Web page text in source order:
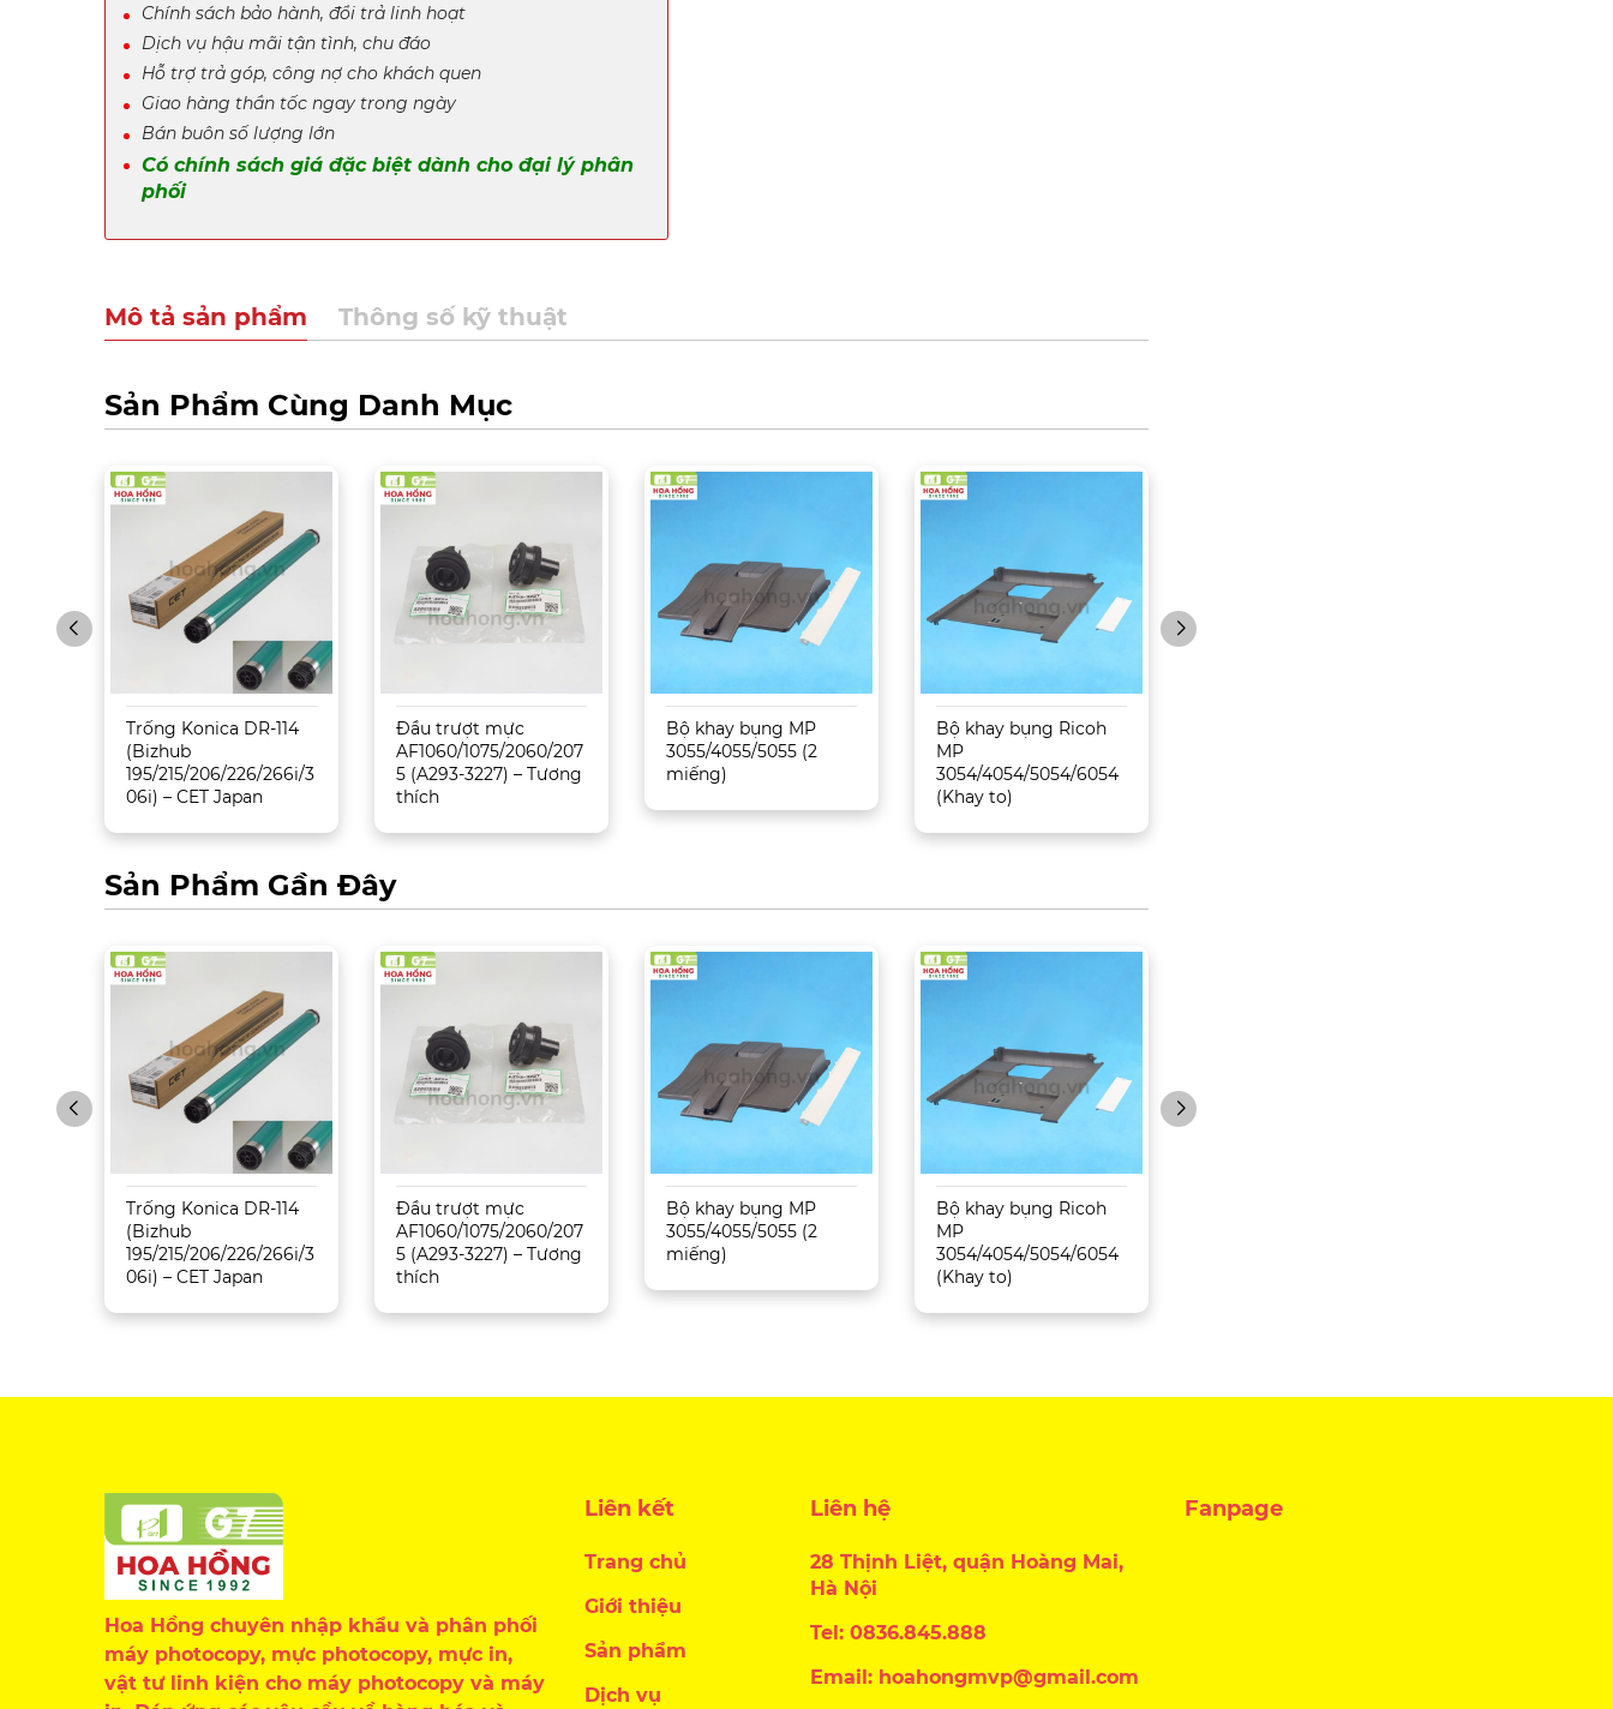
Chính sách bảo hành, đổi trả linh hoạt
Dịch vụ hậu mãi tận tình, chu đáo
Hỗ trợ trả góp, công nợ cho khách quen
Giao hàng thần tốc ngay trong ngày
Bán buôn số lượng lớn
Có chính sách giá đặc biệt dành cho đại lý phân
phối
Mô tả sản phẩm Thông số kỹ thuật
Sản Phẩm Cùng Danh Mục
Trống Konica DR-114
(Bizhub
195/215/206/226/266i/3
06i) – CET Japan
Đầu trượt mực
AF1060/1075/2060/207
5 (A293-3227) – Tương
thích
Bộ khay bụng MP
3055/4055/5055 (2
miếng)
Bộ khay bụng Ricoh
MP
3054/4054/5054/6054
(Khay to)
Sản Phẩm Gần Đây
Trống Konica DR-114
(Bizhub
195/215/206/226/266i/3
06i) – CET Japan
Đầu trượt mực
AF1060/1075/2060/207
5 (A293-3227) – Tương
thích
Bộ khay bụng MP
3055/4055/5055 (2
miếng)
Bộ khay bụng Ricoh
MP
3054/4054/5054/6054
(Khay to)
Hoa Hồng chuyên nhập khẩu và phân phối
máy photocopy, mực photocopy, mực in,
vật tư linh kiện cho máy photocopy và máy
Liên kết
Trang chủ
Giới thiệu
Sản phẩm
Dịch vụ
Liên hệ
28 Thịnh Liệt, quận Hoàng Mai,
Hà Nội
Tel: 0836.845.888
Email: hoahongmvp@gmail.com
Fanpage